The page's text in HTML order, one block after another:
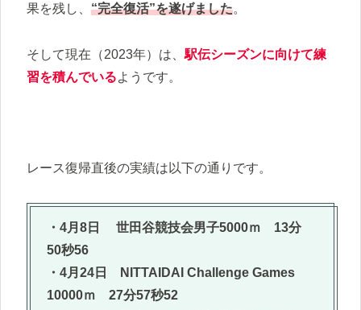
果を残し、 “完全復活”を遂げました。
そして現在（2023年）は、駅伝シーズンに向けて練
習を積んでいるようです。
レース復帰直後の実績は以下の通りです。
・4月8日 世田谷競技会男子5000ｍ 13分
50秒56
・4月24日 NITTAIDAI Challenge Games
10000ｍ 27分57秒52